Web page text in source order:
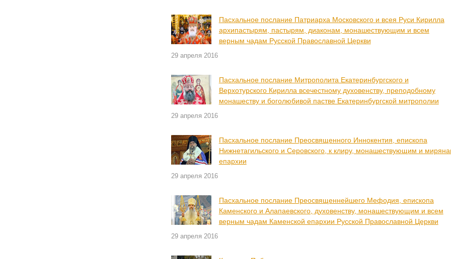
Пасхальное послание Патриарха Московского и всея Руси Кирилла
архипастырям, пастырям, диаконам, монашествующим и всем
верным чадам Русской Православной Церкви
29 апреля 2016
Пасхальное послание Митрополита Екатеринбургского и
Верхотурского Кирилла всечестному духовенству, преподобному
монашеству и боголюбивой пастве Екатеринбургской митрополии
29 апреля 2016
Пасхальное послание Преосвященного Иннокентия, епископа
Нижнетагильского и Серовского, к клиру, монашествующим и
епархии
29 апреля 2016
Пасхальное послание Преосвященнейшего Мефодия, епископа
Каменского и Алапаевского, духовенству, монашествующим и всем
верным чадам Каменской епархии Русской Православной Церкви
29 апреля 2016